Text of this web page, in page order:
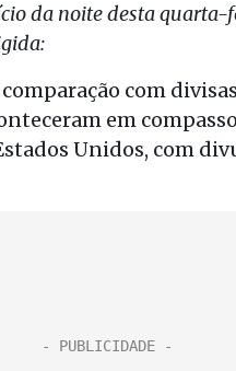
da noite desta quarta-
com
em
Unidos, com